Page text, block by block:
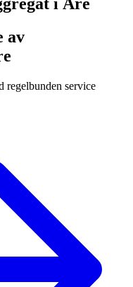
av
regelbunden service